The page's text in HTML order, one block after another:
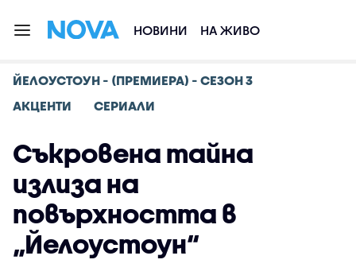
НОВИНИ НА ЖИВО
ЙЕЛОУСТОУН - (ПРЕМИЕРА) - СЕЗОН 3
АКЦЕНТИ
СЕРИАЛИ
Съкровена тайна
излиза на
повърхността в
„Йелоустоун“